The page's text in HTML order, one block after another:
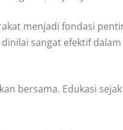
menjadi fondasi
sangat efektif
bersama. Edukasi